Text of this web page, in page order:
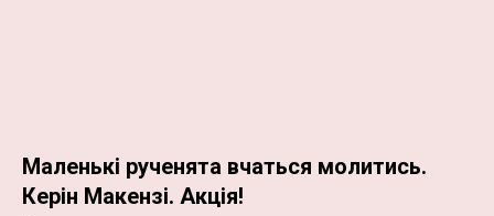
Маленькі рученята вчаться молитись.
Керін Макензі. Акція!